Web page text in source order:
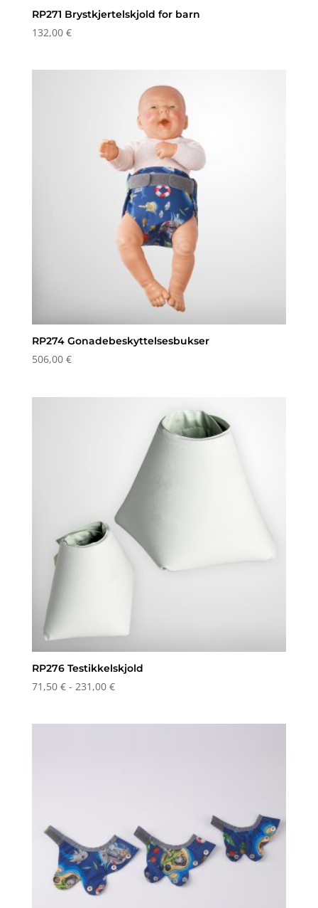
RP271 Brystkjertelskjold for barn
132,00 €
RP274 Gonadebeskyttelsesbukser
506,00 €
RP276 Testikkelskjold
71,50 € - 231,00 €Prisområde: